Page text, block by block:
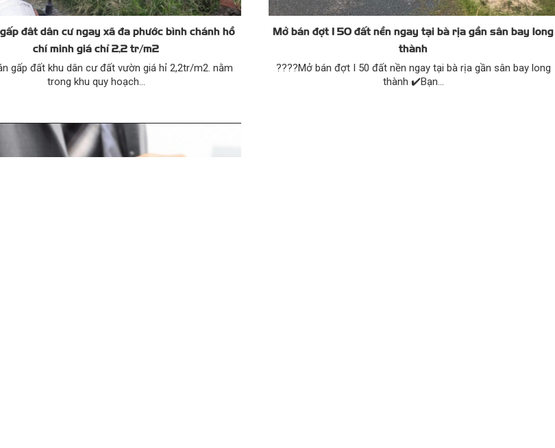
đât dân cư ngay xã đa phước bình chánh hồ
chí minh giá chỉ 2,2 tr/m2
gấp đất khu dân cư đất vườn giá hỉ 2,2tr/m2. nằm
trong khu quy hoạch...
Mở bán đợt I 50 đất nền ngay tại bà rịa gần sân bay long
thành
????️Mở bán đợt I 50 đất nền ngay tại bà rịa gần sân bay long
thành ✔️Bạn...